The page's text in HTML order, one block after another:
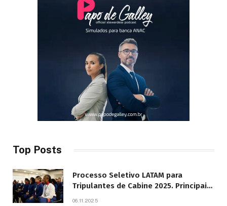
Top Posts
Processo Seletivo LATAM para
Tripulantes de Cabine 2025. Principais
06.11.2025